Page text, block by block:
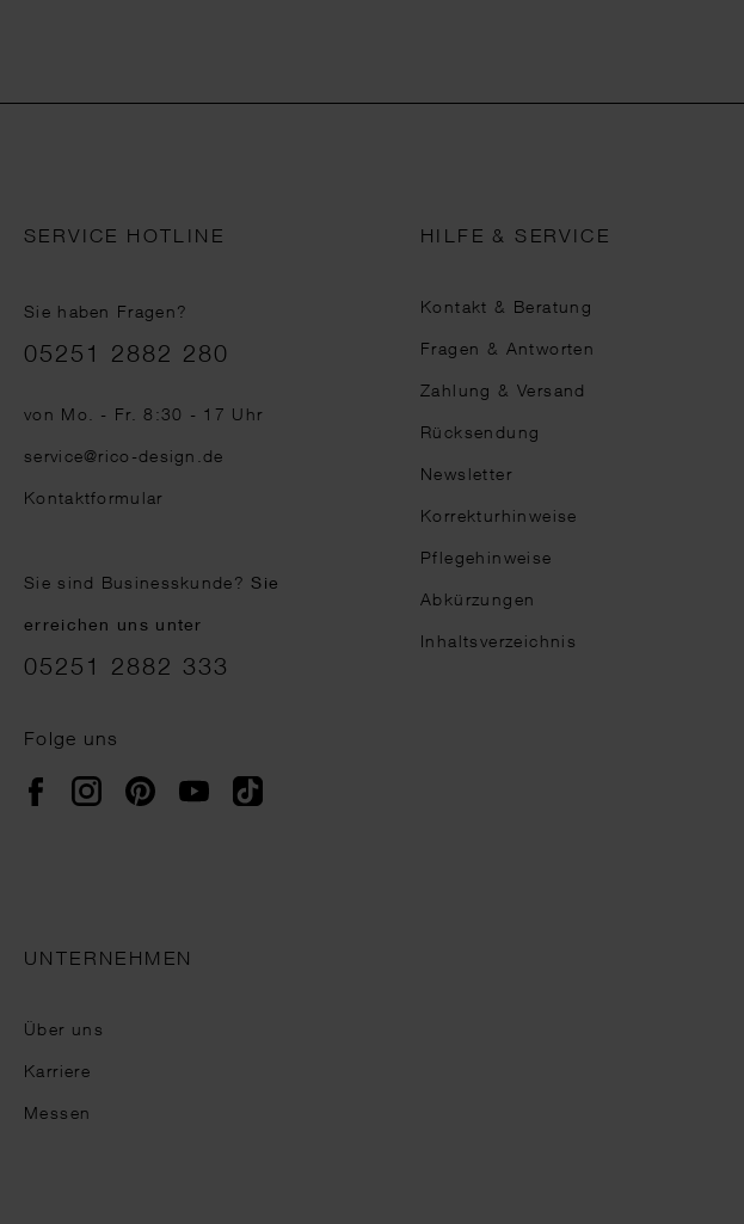
SERVICE HOTLINE
Sie haben Fragen?
Telefonnummer
05251 2882 280
von Mo. - Fr. 8:30 - 17 Uhr
service@rico-design.de
Kontaktformular
Sie sind Businesskunde?Sie
erreichen uns unter
05251 2882 333
Folge uns
FacebookInstagramPinterestYouTubeTikTok
HILFE & SERVICE
Kontakt & Beratung
Fragen & Antworten
Zahlung & Versand
Rücksendung
Newsletter
Korrekturhinweise
Pflegehinweise
Abkürzungen
Inhaltsverzeichnis
UNTERNEHMEN
Über uns
Karriere
Messen